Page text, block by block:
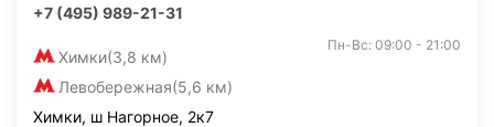
+7 (495) 989-21-31
Химки(3,8 км)
Левобережная(5,6 км)
Пн-Вс: 09:00 - 21:00
Химки, ш Нагорное, 2к7